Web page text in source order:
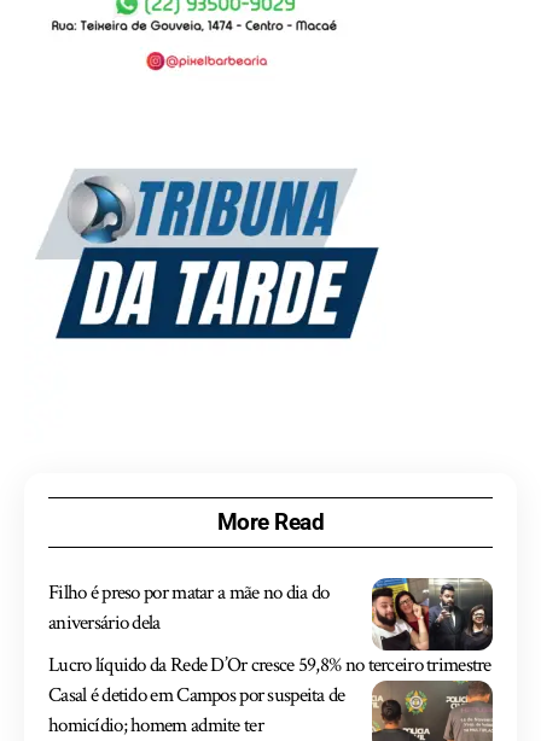
More Read
Filho é preso por matar a mãe no dia do
aniversário dela
Lucro líquido da Rede D’Or cresce 59,8% no terceiro trimestre
Casal é detido em Campos por suspeita de
homicídio; homem admite ter